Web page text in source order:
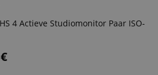
4 Actieve Studiomonitor Paar ISO-
€